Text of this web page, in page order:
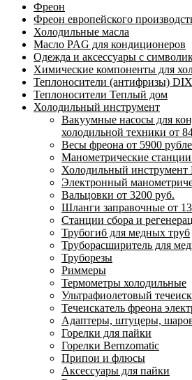
Фреон
Фреон европейского
Холодильные масла
Масло PAG для кондиционеров
Одежда и аксессуары с
Химические компоненты для
Теплоносители (антифризы)
Теплоносители Теплый дом
Холодильный инструмент
Вакуумные насосы для
холодильной техники от
Весы фреона от 5900
Манометрические
Холодильный инструмент
Электронный
Вальцовки от 3200 руб.
Шланги заправочные от
Станции сбора и
Трубогиб для медных труб
Труборасширитель для
Труборезы
Риммеры
Термометры холодильные
Ультрафиолетовый
Течеискатель фреона
Адаптеры, штуцеры,
Горелки для пайки
Горелки Bernzomatic
Припои и флюсы
Аксессуары для пайки